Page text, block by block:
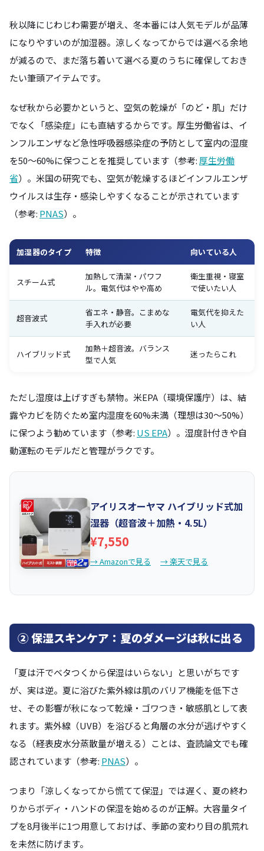
秋以降にじわじわ需要が増え、冬本番には人気モデルが品薄
になりやすいのが加湿器。涼しくなってからでは選べる余地
が減るので、まだ落ち着いて選べる夏のうちに確保しておき
たい筆頭アイテムです。
なぜ秋から必要かというと、空気の乾燥が「のど・肌」だけ
でなく「感染症」にも直結するからです。厚生労働省は、イ
ンフルエンザなど急性呼吸器感染症の予防として室内の湿度
を50〜60%に保つことを推奨しています（参考: 厚生労働
省）。米国の研究でも、空気が乾燥するほどインフルエンザ
ウイルスは生存・感染しやすくなることが示されています
（参考: PNAS）。
加湿器のタイプ 特徴 向いている人
スチーム式
加熱して清潔・パワフ
ル。電気代はやや高め
衛生重視・寝室
で使いたい人
超音波式
省エネ・静音。こまめな
手入れが必要
電気代を抑えた
い人
ハイブリッド式
加熱＋超音波。バランス
型で人気
迷ったらこれ
ただし湿度は上げすぎも禁物。米EPA（環境保護庁）は、結
露やカビを防ぐため室内湿度を60%未満（理想は30〜50%）
に保つよう勧めています（参考: US EPA）。湿度計付きや自
動運転のモデルだと管理がラクです。
アイリスオーヤマ ハイブリッド式加
湿器（超音波＋加熱・4.5L）
¥7,550
→ Amazonで見る → 楽天で見る
② 保湿スキンケア：夏のダメージは秋に出る
「夏は汗でベタつくから保湿はいらない」と思いがちです
が、実は逆。夏に浴びた紫外線は肌のバリア機能を低下さ
せ、その影響が秋になって乾燥・ゴワつき・敏感肌として表
れます。紫外線（UVB）を浴びると角層の水分が逃げやすく
なる（経表皮水分蒸散量が増える）ことは、査読論文でも確
認されています（参考: PNAS）。
つまり「涼しくなってから慌てて保湿」では遅く、夏の終わ
りからボディ・ハンドの保湿を始めるのが正解。大容量タイ
プを8月後半に1つ用意しておけば、季節の変わり目の肌荒れ
を未然に防げます。